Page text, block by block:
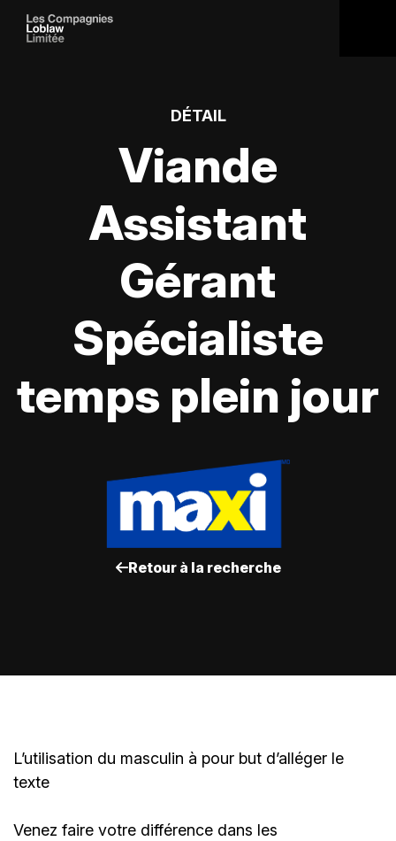
DÉTAIL
Viande
Assistant
Gérant
Spécialiste
temps plein jour
Retour à la recherche
L’utilisation du masculin à pour but d’alléger le
texte
Venez faire votre différence dans les